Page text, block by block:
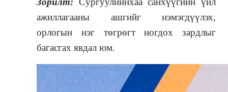
ажиллагааны ашгийг нэмэгдүүлэх,
орлогын нэг төгрөгт ногдох зардлыг
багасгах явдал юм.